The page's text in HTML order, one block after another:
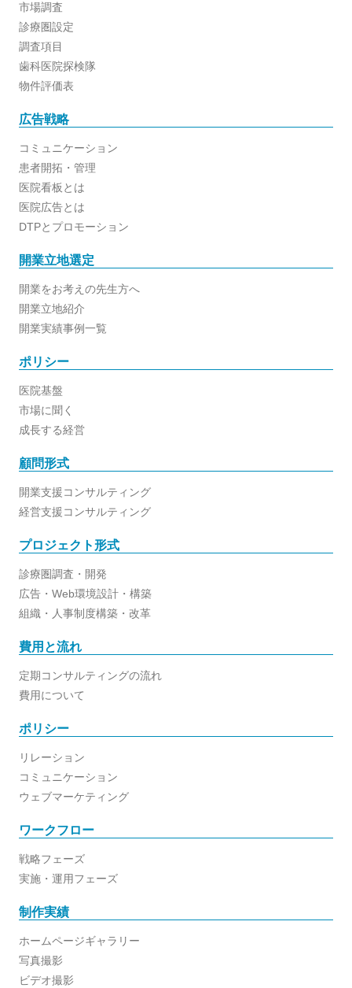
市場調査
診療圏設定
調査項目
歯科医院探検隊
物件評価表
広告戦略
コミュニケーション
患者開拓・管理
医院看板とは
医院広告とは
DTPとプロモーション
開業立地選定
開業をお考えの先生方へ
開業立地紹介
開業実績事例一覧
ポリシー
医院基盤
市場に聞く
成長する経営
顧問形式
開業支援コンサルティング
経営支援コンサルティング
プロジェクト形式
診療圏調査・開発
広告・Web環境設計・構築
組織・人事制度構築・改革
費用と流れ
定期コンサルティングの流れ
費用について
ポリシー
リレーション
コミュニケーション
ウェブマーケティング
ワークフロー
戦略フェーズ
実施・運用フェーズ
制作実績
ホームページギャラリー
写真撮影
ビデオ撮影